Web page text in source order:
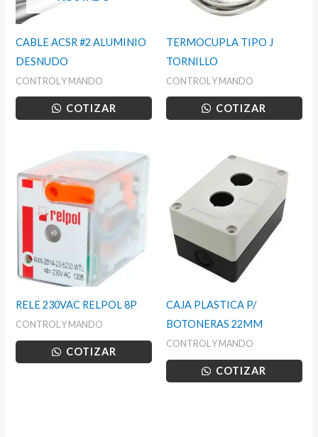
CABLE ACSR #2 ALUMINIO
DESNUDO
CONTROL Y MANDO
COTIZAR
TERMOCUPLA TIPO J
TORNILLO
CONTROL Y MANDO
COTIZAR
RELE 230VAC RELPOL 8P
CONTROL Y MANDO
COTIZAR
CAJA PLASTICA P/
BOTONERAS 22MM
CONTROL Y MANDO
COTIZAR